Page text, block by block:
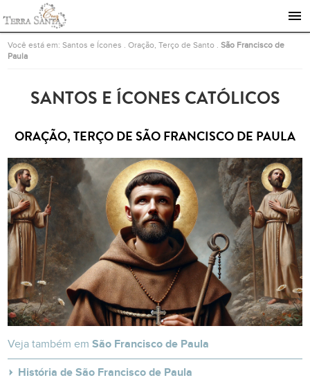
Ir para a página inicial
Você está em:Santos e Ícones .Oração, Terço de Santo .São Francisco de
Paula
SANTOS E ÍCONES CATÓLICOS
ORAÇÃO, TERÇO DE SÃO FRANCISCO DE PAULA
Veja também emSão Francisco de Paula
História de São Francisco de Paula